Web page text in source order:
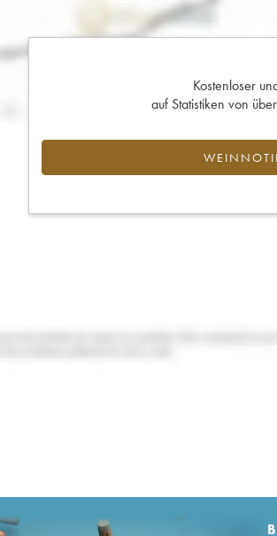
Kostenloser
auf Statistiken von